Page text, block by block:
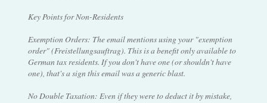
Key Points for Non-Residents
Exemption Orders: The email mentions using your "exemption
order" (Freistellungsauftrag). This is a benefit only available to
German tax residents. If you don't have one (or shouldn't have
one), that's a sign this email was a generic blast.
No Double Taxation: Even if they were to deduct it by mistake,